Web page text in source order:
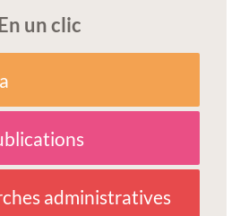
un clic
administratives